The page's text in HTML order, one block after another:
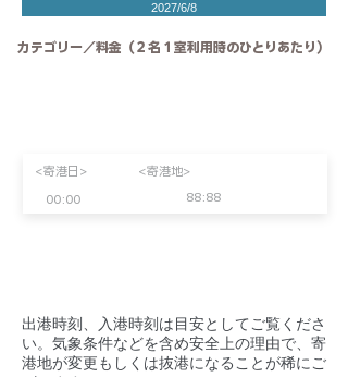
<寄港日>
00:00 88:88
<寄港地>
2027/6/8
カテゴリー／料金（２名１室利用時のひとりあたり）
​出港時刻、入港時刻は目安としてご覧くださ
い。気象条件などを含め安全上の理由で、寄
港地が変更もしくは抜港になることが稀にご